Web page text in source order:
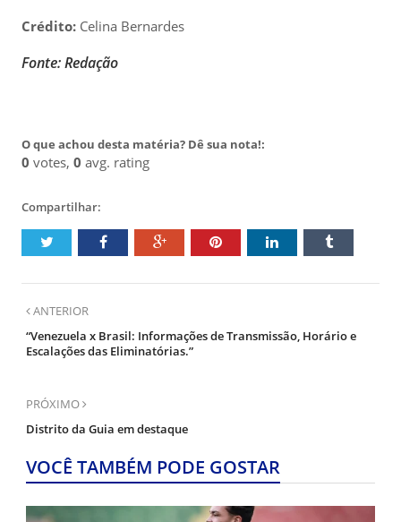
Crédito: Celina Bernardes
Fonte: Redação
O que achou desta matéria? Dê sua nota!:
0 votes, 0 avg. rating
Compartilhar:
ANTERIOR
“Venezuela x Brasil: Informações de Transmissão, Horário e
Escalações das Eliminatórias.”
PRÓXIMO
Distrito da Guia em destaque
VOCÊ TAMBÉM PODE GOSTAR